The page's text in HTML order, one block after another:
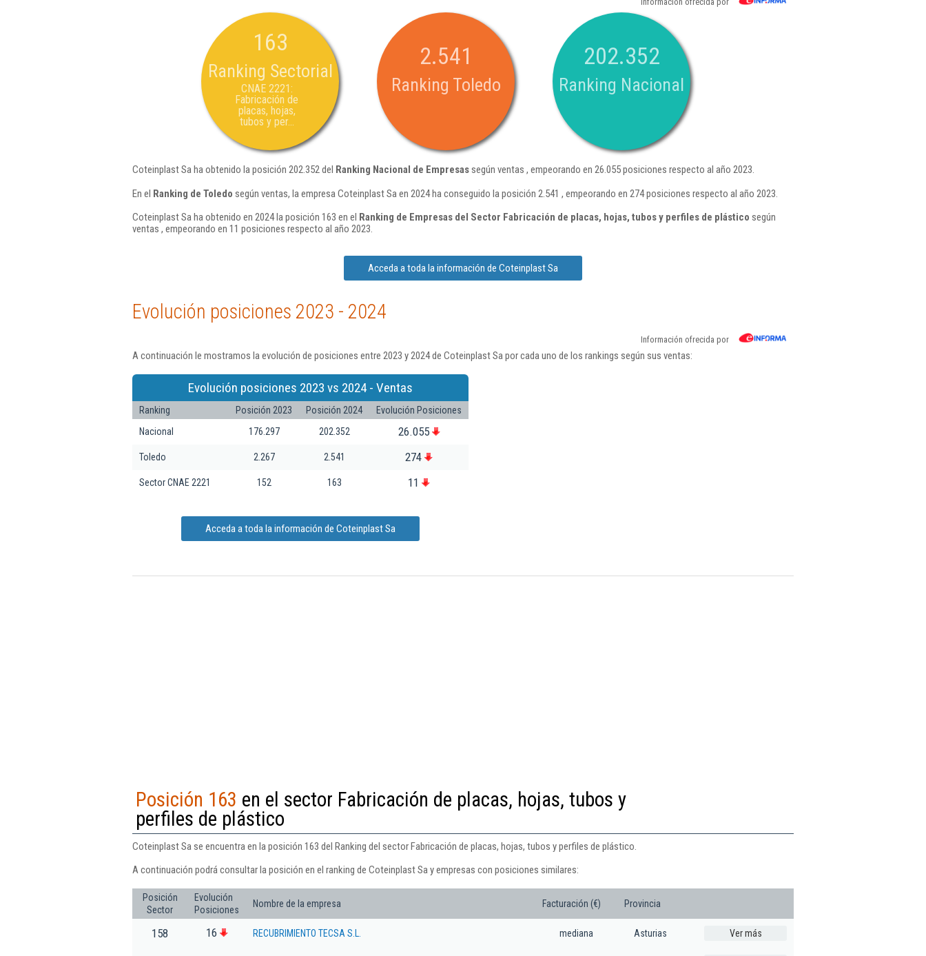
163
Ranking Sectorial
CNAE 2221:
Fabricación de
placas, hojas,
tubos y per...
2.541
Ranking Toledo
202.352
Ranking Nacional
Coteinplast Sa ha obtenido la posición 202.352 del Ranking Nacional de Empresassegún ventas , empeorando en 26.055 posiciones respecto al año 2023.
En el Ranking de Toledo según ventas, la empresa Coteinplast Sa en 2024 ha conseguido la posición 2.541 , empeorando en 274 posiciones respecto al año 2023.
Coteinplast Sa ha obtenido en 2024 la posición 163 en el Ranking de Empresas del Sector Fabricación de placas, hojas, tubos y perfiles de plástico según
ventas , empeorando en 11 posiciones respecto al año 2023.
Acceda a toda la información de Coteinplast Sa
Evolución posiciones 2023 - 2024
Información ofrecida por
A continuación le mostramos la evolución de posiciones entre 2023 y 2024 de Coteinplast Sa por cada uno de los rankings según sus ventas:
Evolución posiciones 2023 vs 2024 - Ventas
Ranking Posición 2023 Posición 2024
Evolución Posiciones
Nacional
176.297 202.352 26.055
Toledo 2.267 2.541 274
Sector CNAE 2221 152 163 11
Acceda a toda la información de Coteinplast Sa
Posición 163 en el sector Fabricación de placas, hojas, tubos y
perfiles de plástico
Coteinplast Sa se encuentra en la posición 163 del Ranking del sector Fabricación de placas, hojas, tubos y perfiles de plástico.
A continuación podrá consultar la posición en el ranking de Coteinplast Sa y empresas con posiciones similares:
Posición
Sector
Evolución
Posiciones
Nombre de la empresa Facturación (€) Provincia
158 16 RECUBRIMIENTO TECSA S.L. mediana Asturias Ver más